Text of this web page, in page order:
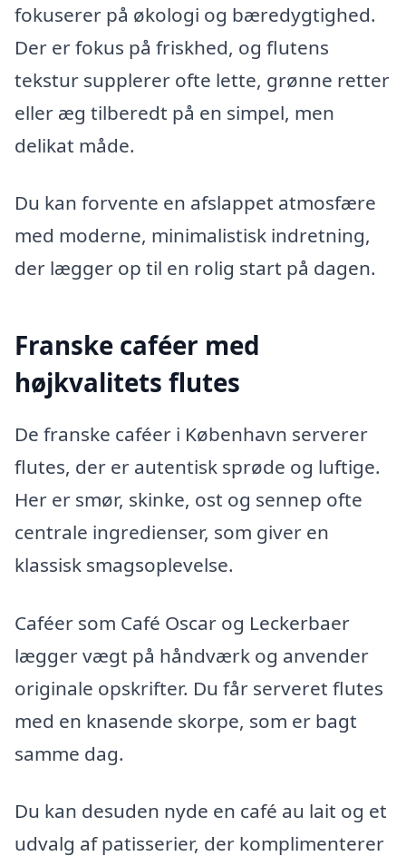
fokuserer på økologi og bæredygtighed.
Der er fokus på friskhed, og flutens
tekstur supplerer ofte lette, grønne retter
eller æg tilberedt på en simpel, men
delikat måde.
Du kan forvente en afslappet atmosfære
med moderne, minimalistisk indretning,
der lægger op til en rolig start på dagen.
Franske caféer med
højkvalitets flutes
De franske caféer i København serverer
flutes, der er autentisk sprøde og luftige.
Her er smør, skinke, ost og sennep ofte
centrale ingredienser, som giver en
klassisk smagsoplevelse.
Caféer som Café Oscar og Leckerbaer
lægger vægt på håndværk og anvender
originale opskrifter. Du får serveret flutes
med en knasende skorpe, som er bagt
samme dag.
Du kan desuden nyde en café au lait og et
udvalg af patisserier, der komplimenterer